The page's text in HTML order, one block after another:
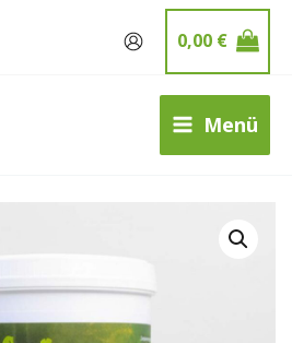
0,00 €
Menü